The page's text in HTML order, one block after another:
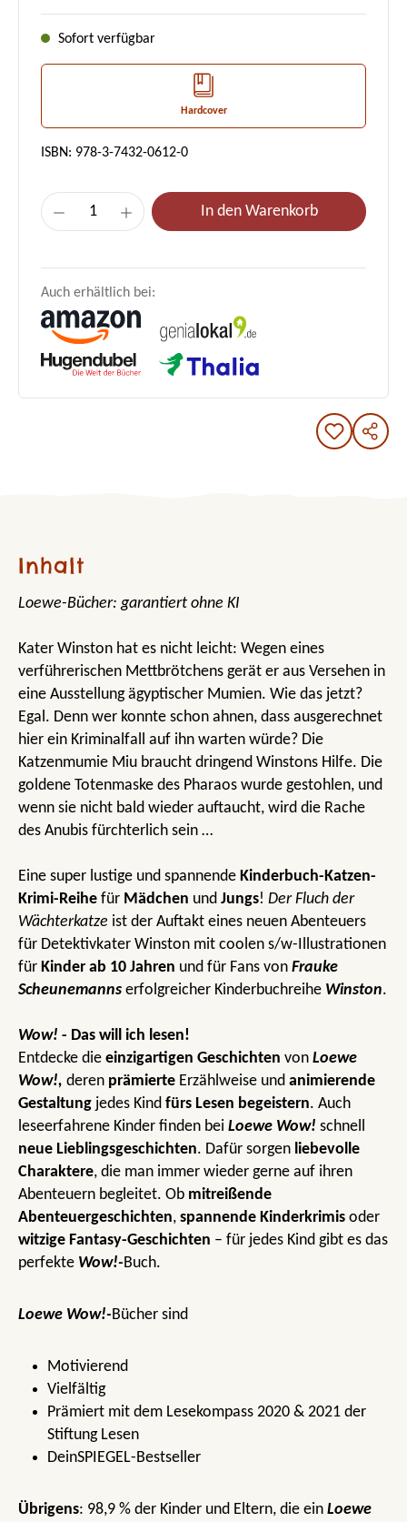
Sofort verfügbar
Hardcover
ISBN: 978-3-7432-0612-0
Produkt Anzahl: Gib den gewünschten
In den Warenkorb
Auch erhältlich bei:
Inhalt
Loewe-Bücher: garantiert ohne KI
Kater Winston hat es nicht leicht: Wegen eines
verführerischen Mettbrötchens gerät er aus Versehen in
eine Ausstellung ägyptischer Mumien. Wie das jetzt?
Egal. Denn wer konnte schon ahnen, dass ausgerechnet
hier ein Kriminalfall auf ihn warten würde? Die
Katzenmumie Miu braucht dringend Winstons Hilfe. Die
goldene Totenmaske des Pharaos wurde gestohlen, und
wenn sie nicht bald wieder auftaucht, wird die Rache
des Anubis fürchterlich sein …
Eine super lustige und spannende Kinderbuch-Katzen-
Krimi-Reihe für Mädchen und Jungs! Der Fluch der
Wächterkatze ist der Auftakt eines neuen Abenteuers
für Detektivkater Winston mit coolen s/w-Illustrationen
für Kinder ab 10 Jahren und für Fans von Frauke
Scheunemanns erfolgreicher Kinderbuchreihe Winston.
Wow! - Das will ich lesen!
Entdecke die einzigartigen Geschichten von Loewe
Wow!, deren prämierte Erzählweise und animierende
Gestaltung jedes Kind fürs Lesen begeistern. Auch
leseerfahrene Kinder finden bei Loewe Wow! schnell
neue Lieblingsgeschichten. Dafür sorgen liebevolle
Charaktere, die man immer wieder gerne auf ihren
Abenteuern begleitet. Ob mitreißende
Abenteuergeschichten, spannende Kinderkrimis oder
witzige Fantasy-Geschichten – für jedes Kind gibt es das
perfekte Wow!-Buch.
Loewe Wow!-Bücher sind
Motivierend
Vielfältig
Prämiert mit dem Lesekompass 2020 & 2021 der
Stiftung Lesen
DeinSPIEGEL-Bestseller
Übrigens: 98,9 % der Kinder und Eltern, die ein Loewe